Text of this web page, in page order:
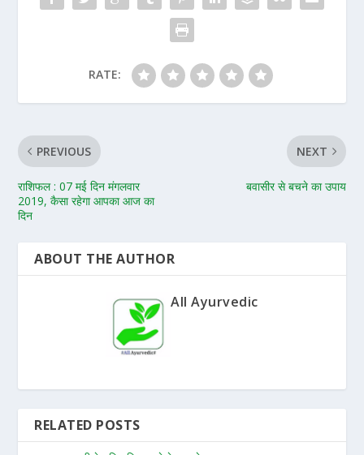
RATE:
PREVIOUS
राशिफल : 07 मई दिन मंगलवार
2019, कैसा रहेगा आपका आज का
दिन
NEXT
बवासीर से बचने का उपाय
ABOUT THE AUTHOR
All Ayurvedic
RELATED POSTS